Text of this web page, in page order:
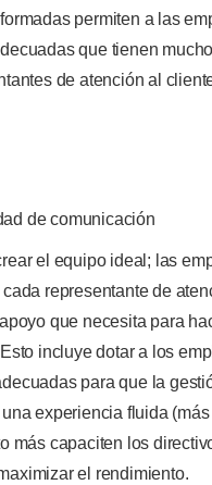
permiten a las
que tienen
de atención al
de comunicación
el equipo ideal; las
representante de
que necesita para
incluye dotar a los
para que la
experiencia fluida
más capaciten los
el rendimiento.